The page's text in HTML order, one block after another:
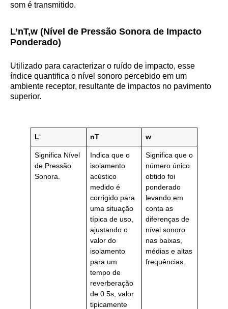
som é transmitido.
L’nT,w​ (Nível de Pressão Sonora de Impacto
Ponderado)
Utilizado para caracterizar o ruído de impacto, esse
índice quantifica o nível sonoro percebido em um
ambiente receptor, resultante de impactos no pavimento
superior.
L‘ nT w
Significa Nível
de Pressão
Sonora.
Indica que o
isolamento
acústico
medido é
corrigido para
uma situação
típica de uso,
ajustando o
valor do
isolamento
para um
tempo de
reverberação
de 0.5s, valor
tipicamente
Significa que o
número único
obtido foi
ponderado
levando em
conta as
diferenças de
nível sonoro
nas baixas,
médias e altas
frequências.